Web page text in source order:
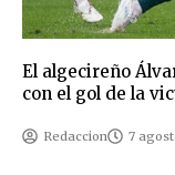
El algecireño
con el gol de la
Redaccion 7